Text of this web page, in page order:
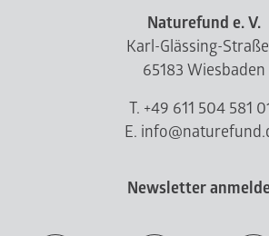
Naturefund e. V.
Karl-Glässing-
65183 Wiesbaden
T. +49 611 504 581
E.
Newsletter